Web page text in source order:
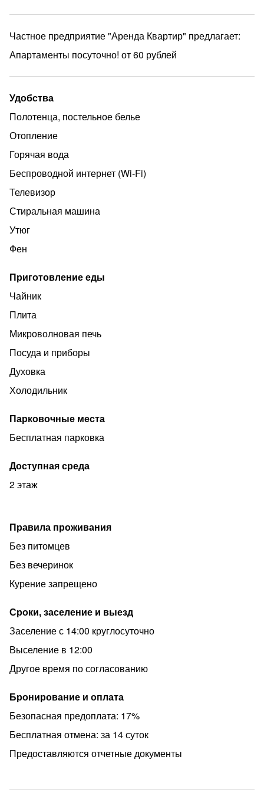
Частное предприятие "Аренда Квартир" предлагает:
Апартаменты посуточно! от 60 рублей
Удобства
Полотенца, постельное белье
Отопление
Горячая вода
Беспроводной интернет (Wi‑Fi)
Телевизор
Стиральная машина
Утюг
Фен
Приготовление еды
Чайник
Плита
Микроволновая печь
Посуда и приборы
Духовка
Холодильник
Парковочные места
Бесплатная парковка
Доступная среда
2 этаж
Правила проживания
Без питомцев
Без вечеринок
Курение запрещено
Сроки, заселение и выезд
Заселение с 14:00 круглосуточно
Выселение в 12:00
Другое время по согласованию
Бронирование и оплата
Безопасная предоплата: 17%
Бесплатная отмена: за 14 суток
Предоставляются отчетные документы